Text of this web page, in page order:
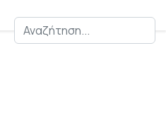
Αναζήτηση